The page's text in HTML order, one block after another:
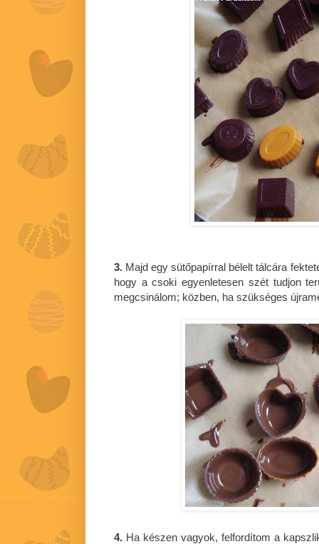
3. Majd egy sütőpapírral bélelt tálcára
hogy a csoki egyenletesen szét tudjon
megcsinálom; közben, ha szükséges
4. Ha készen vagyok, felfordítom a